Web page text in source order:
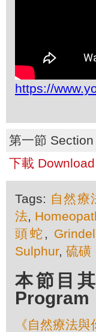
https://
第一節 Section
下載 Download
Tags: 自然療
法,
頭蛇 ,
Sulphur, 硫磺
本節目
Program
《自然療法